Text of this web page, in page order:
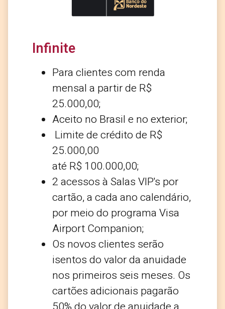
Infinite
Para clientes com renda
mensal a partir de R$
25.000,00;
Aceito no Brasil e no exterior;
Limite de crédito de R$
25.000,00
até R$ 100.000,00;
2 acessos à Salas VIP's por
cartão, a cada ano calendário,
por meio do programa Visa
Airport Companion;
Os novos clientes serão
isentos do valor da anuidade
nos primeiros seis meses. Os
cartões adicionais pagarão